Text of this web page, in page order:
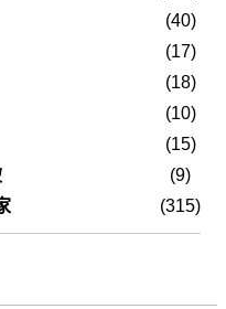
(40)
(17)
(18)
(10)
(15)
(9)
(315)